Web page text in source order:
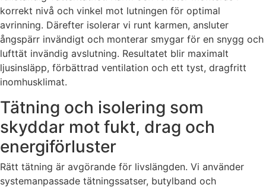
korrekt nivå och vinkel mot lutningen för optimal
avrinning. Därefter isolerar vi runt karmen, ansluter
ångspärr invändigt och monterar smygar för en snygg och
lufttät invändig avslutning. Resultatet blir maximalt
ljusinsläpp, förbättrad ventilation och ett tyst, dragfritt
inomhusklimat.
Tätning och isolering som
skyddar mot fukt, drag och
energiförluster
Rätt tätning är avgörande för livslängden. Vi använder
systemanpassade tätningssatser, butylband och